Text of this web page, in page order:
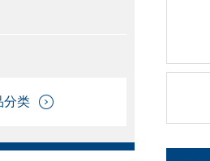
分类